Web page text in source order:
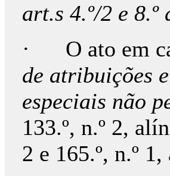
art.s 4.º/2 e 8.º
· O ato em
de atribuições
especiais não
133.º, n.º 2,
2 e 165.º, n.º